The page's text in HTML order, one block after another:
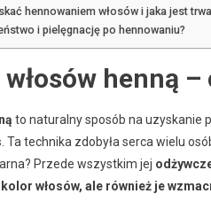
hennowaniem włosów i jaka jest
i pielęgnację po hennowaniu?
henną
to naturalny sposób na uzyskanie
. Ta technika zdobyła serca wielu
Przede wszystkim jej
włosów, ale również je